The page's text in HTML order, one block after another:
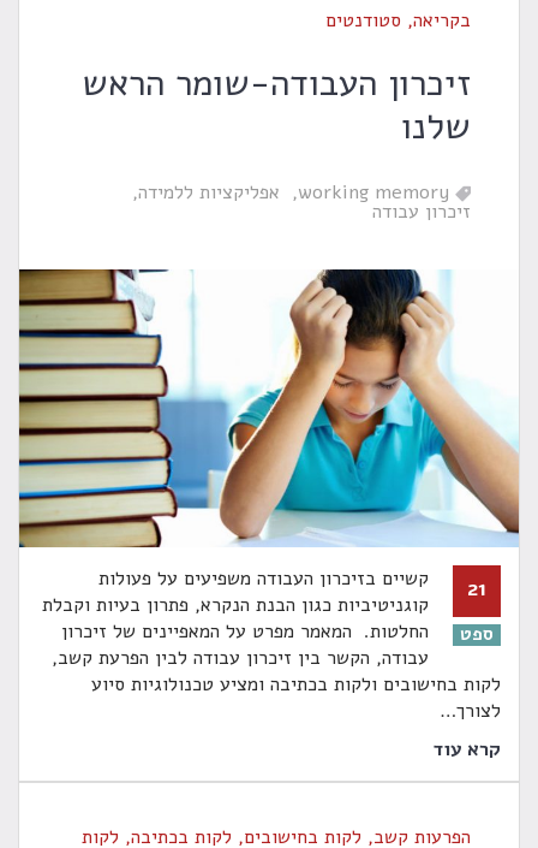
בקריאה, סטודנטים
זיכרון העבודה-שומר הראש
שלנו
working memory אפליקציות ללמידה
זיכרון עבודה
21
ספט
קשיים בזיכרון העבודה משפיעים על פעולות
קוגניטיביות כגון הבנת הנקרא, פתרון בעיות וקבלת
החלטות. המאמר מפרט על המאפיינים של זיכרון
עבודה, הקשר בין זיכרון עבודה לבין הפרעת קשב,
לקות בחישובים ולקות בכתיבה ומציע טכנולוגיות סיוע
לצורך…
קרא עוד
הפרעות קשב, לקות בחישובים, לקות בכתיבה, לקות